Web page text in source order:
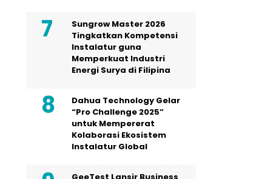
Sungrow Master 2026
Tingkatkan Kompetensi
Instalatur guna
Memperkuat Industri
Energi Surya di Filipina
Dahua Technology Gelar
“Pro Challenge 2025”
untuk Mempererat
Kolaborasi Ekosistem
Instalatur Global